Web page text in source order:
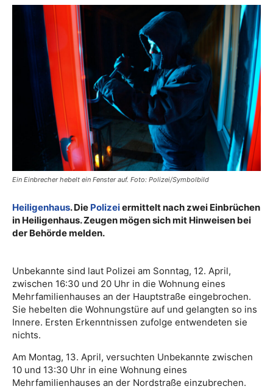
Ein Einbrecher hebelt ein Fenster auf. Foto: Polizei/Symbolbild
Heiligenhaus. Die Polizeiermittelt nach zwei Einbrüchen
in Heiligenhaus. Zeugen mögen sich mit Hinweisen bei
der Behörde melden.
Unbekannte sind laut Polizei am Sonntag, 12. April,
zwischen 16:30 und 20 Uhr in die Wohnung eines
Mehrfamilienhauses an der Hauptstraße eingebrochen.
Sie hebelten die Wohnungstüre auf und gelangten so ins
Innere. Ersten Erkenntnissen zufolge entwendeten sie
nichts.
Am Montag, 13. April, versuchten Unbekannte zwischen
10 und 13:30 Uhr in eine Wohnung eines
Mehrfamilienhauses an der Nordstraße einzubrechen.